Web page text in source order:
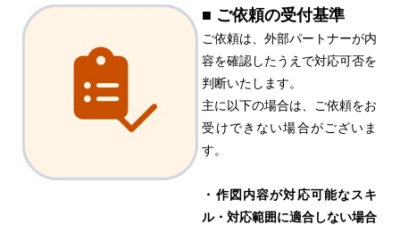
■ ご依頼の受付基準
ご依頼は、外部パートナーが内
容を確認したうえで対応可否を
判断いたします。
主に以下の場合は、ご依頼をお
受けできない場合がございま
す。
・作図内容が対応可能なスキ
ル・対応範囲に適合しない場合